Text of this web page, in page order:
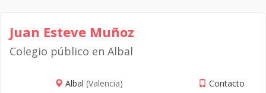
Juan Esteve Muñoz
Colegio público en Albal
Albal (Valencia) Contacto